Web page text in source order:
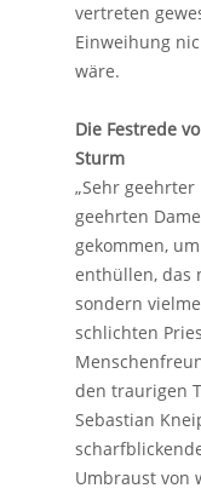
vertreten
Einweihung
wäre.
Die Festrede
Sturm
„Sehr
geehrten
gekommen,
enthüllen, das
sondern
schlichten
den traurigen
Sebastian
Umbraust von